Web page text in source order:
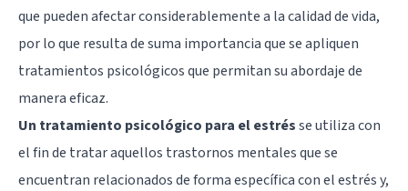
que pueden afectar considerablemente a la calidad de vida,
por lo que resulta de suma importancia que se apliquen
tratamientos psicológicos que permitan su abordaje de
manera eficaz.
Un tratamiento psicológico para el estrésse utiliza con
el fin de tratar aquellos trastornos mentales que se
encuentran relacionados de forma específica con el estrés y,